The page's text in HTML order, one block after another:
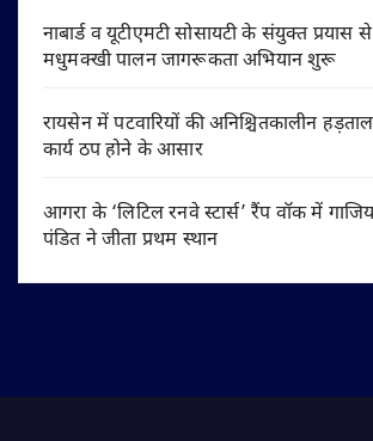
नाबार्ड व यूटीएमटी सोसायटी के संयुक्त प्रयास
मधुमक्खी पालन जागरूकता अभियान शुरू
रायसेन में पटवारियों की अनिश्चितकालीन
कार्य ठप होने के आसार
आगरा के ‘लिटिल रनवे स्टार्स’ रैंप वॉक में
पंडित ने जीता प्रथम स्थान